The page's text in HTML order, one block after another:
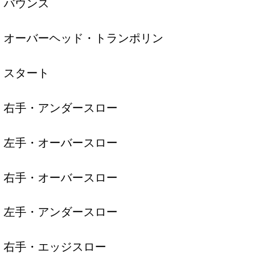
オーバーヘッド・トランポリン
スタート
右手・アンダースロー
左手・オーバースロー
右手・オーバースロー
左手・アンダースロー
右手・エッジスロー